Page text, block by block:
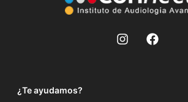
¿Te ayudamos?